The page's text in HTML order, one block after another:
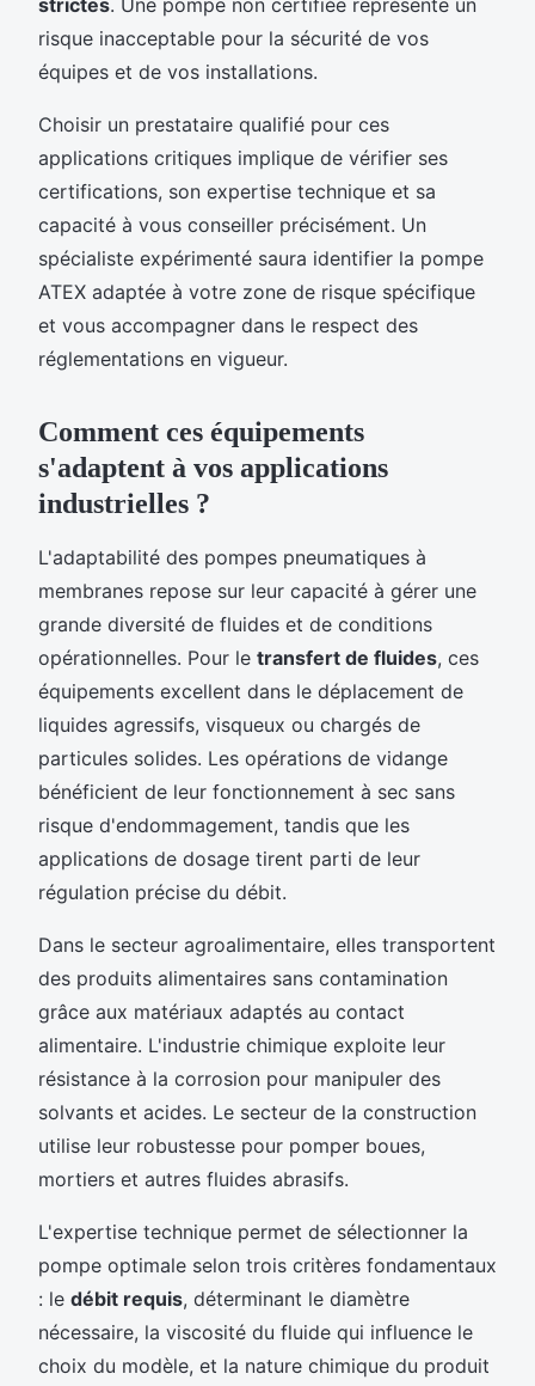
strictes. Une pompe non certifiée représente un
risque inacceptable pour la sécurité de vos
équipes et de vos installations.
Choisir un prestataire qualifié pour ces
applications critiques implique de vérifier ses
certifications, son expertise technique et sa
capacité à vous conseiller précisément. Un
spécialiste expérimenté saura identifier la pompe
ATEX adaptée à votre zone de risque spécifique
et vous accompagner dans le respect des
réglementations en vigueur.
Comment ces équipements
s'adaptent à vos applications
industrielles ?
L'adaptabilité des pompes pneumatiques à
membranes repose sur leur capacité à gérer une
grande diversité de fluides et de conditions
opérationnelles. Pour le transfert de fluides, ces
équipements excellent dans le déplacement de
liquides agressifs, visqueux ou chargés de
particules solides. Les opérations de vidange
bénéficient de leur fonctionnement à sec sans
risque d'endommagement, tandis que les
applications de dosage tirent parti de leur
régulation précise du débit.
Dans le secteur agroalimentaire, elles transportent
des produits alimentaires sans contamination
grâce aux matériaux adaptés au contact
alimentaire. L'industrie chimique exploite leur
résistance à la corrosion pour manipuler des
solvants et acides. Le secteur de la construction
utilise leur robustesse pour pomper boues,
mortiers et autres fluides abrasifs.
L'expertise technique permet de sélectionner la
pompe optimale selon trois critères fondamentaux
: le débit requis, déterminant le diamètre
nécessaire, la viscosité du fluide qui influence le
choix du modèle, et la nature chimique du produit